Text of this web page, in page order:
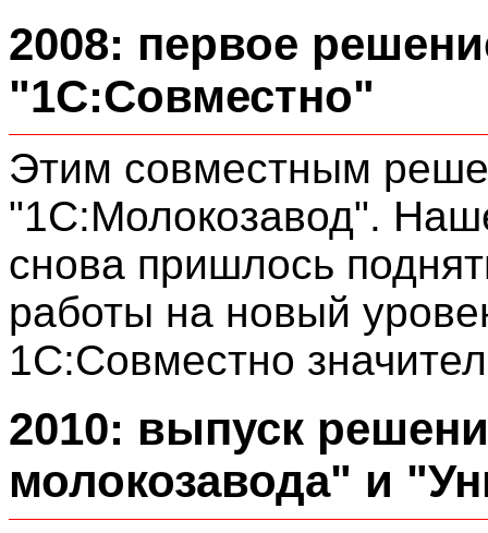
2008: первое
"1С:Совместно"
Этим совместным
"1С:Молокозавод".
снова пришлось
работы на новый
1С:Совместно
2010: выпуск
молокозавода" и